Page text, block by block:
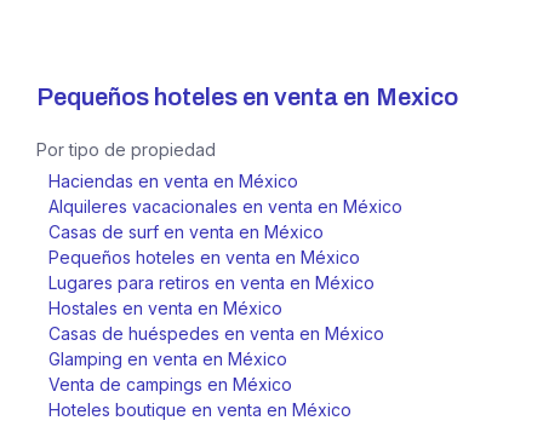
Pequeños hoteles en venta en Mexico
Por tipo de propiedad
Haciendas en venta en México
Alquileres vacacionales en venta en México
Casas de surf en venta en México
Pequeños hoteles en venta en México
Lugares para retiros en venta en México
Hostales en venta en México
Casas de huéspedes en venta en México
Glamping en venta en México
Venta de campings en México
Hoteles boutique en venta en México